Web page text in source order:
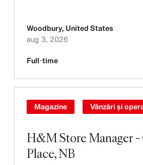
Woodbury, United States
aug 3, 2026
Full-time
H&M Store Manager -
Place, NB
Magazine Vânzări și